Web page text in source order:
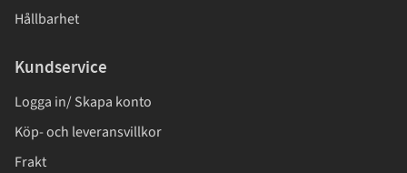
Hållbarhet
Kundservice
Logga in/ Skapa konto
Köp- och leveransvillkor
Frakt